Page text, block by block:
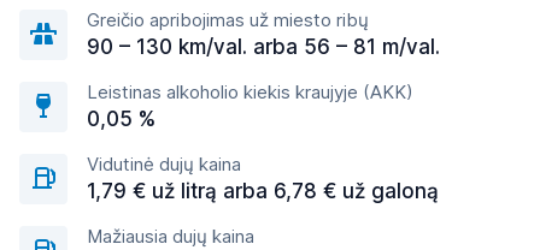
Greičio apribojimas už miesto ribų
90 – 130 km/val. arba 56 – 81 m/val.
Leistinas alkoholio kiekis kraujyje (AKK)
0,05 %
Vidutinė dujų kaina
1,79 € už litrą arba 6,78 € už galoną
Mažiausia dujų kaina